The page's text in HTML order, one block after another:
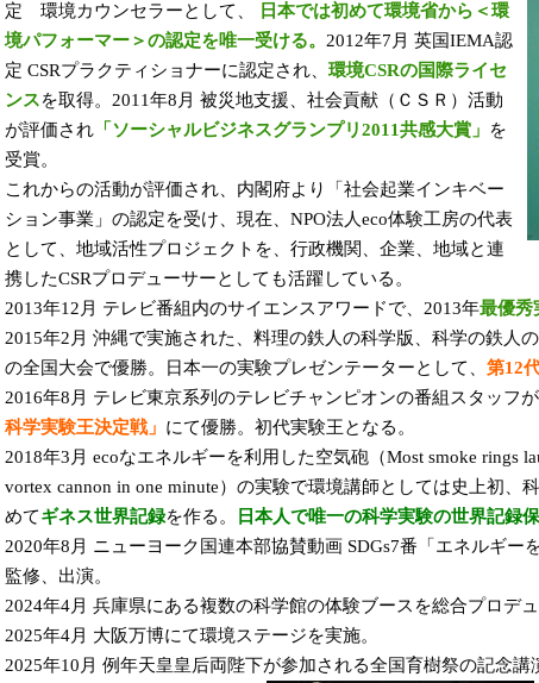
定 環境カウンセラーとして、
日本では初めて環境省から＜環
境パフォーマー＞の認定を唯一受ける。 2012年7月 英国IEMA認
定 CSRプラクティショナーに認定され、 環境CSRの国際ライセ
ンスを取得。2011年8月 被災地支援、社会貢献（ＣＳＲ）活動
が評価され 「ソーシャルビジネスグランプリ2011共感大賞」
を
受賞。
これからの活動が評価され、内閣府より「社会起業インキベー
ション事業」の認定を受け、現在、NPO法人eco体験工房の代表
として、地域活性プロジェクトを、行政機関、企業、地域と連
携したCSRプロデューサーとしても活躍している。
2013年12月 テレビ番組内のサイエンスアワードで、2013年最優秀
2015年2月 沖縄で実施された、料理の鉄人の科学版、科学の鉄人
の全国大会で優勝。日本一の実験プレゼンテーターとして、 第12
2016年8月 テレビ東京系列のテレビチャンピオンの番組スタッフ
科学実験王決定戦」 にて優勝。初代実験王となる。
2018年3月 ecoなエネルギーを利用した空気砲（Most smoke rings
vortex cannon in one minute）の実験で環境講師としては史上初、
めてギネス世界記録を作る。
日本人で唯一の科学実験の世界記録
2020年8月 ニューヨーク国連本部協賛動画 SDGs7番「エネルギー
監修、出演。
2024年4月 兵庫県にある複数の科学館の体験ブースを総合プロデュ
2025年4月 大阪万博にて環境ステージを実施。
2025年10月 例年天皇皇后両陛下が参加される全国育樹祭の記念講